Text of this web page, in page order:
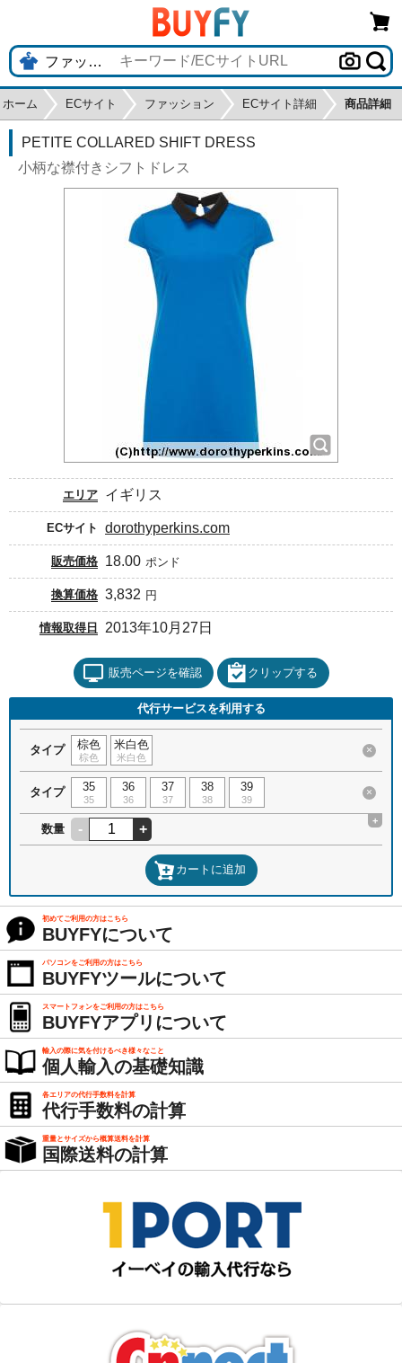
ホーム ECサイト ファッション ECサイト詳細 商品詳細
PETITE COLLARED SHIFT DRESS
小柄な襟付きシフトドレス
エリア イギリス
ECサイト dorothyperkins.com
販売価格 18.00 ポンド
換算価格 3,832 円
情報取得日 2013年10月27日
販売ページを確認 クリップする
代行サービスを利用する
タイプ 棕色
棕色
米白色
米白色
×
タイプ 35
35
36
36
37
37
38
38
39
39
×
数量 - +
+
カートに追加
初めてご利用の方はこちら
BUYFYについて
パソコンをご利用の方はこちら
BUYFYツールについて
スマートフォンをご利用の方はこちら
BUYFYアプリについて
輸入の際に気を付けるべき様々なこと
個人輸入の基礎知識
各エリアの代行手数料を計算
代行手数料の計算
重量とサイズから概算送料を計算
国際送料の計算